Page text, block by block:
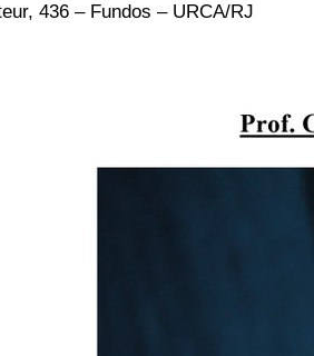
436 – Fundos – URCA/RJ